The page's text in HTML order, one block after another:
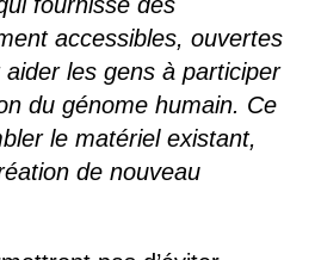
accessibles, ouvertes
les gens à participer
du génome humain. Ce
le matériel existant,
de nouveau